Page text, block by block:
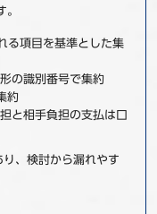
項目を基準とした集
の識別番号で集約
約
と相手負担の支払は口
、検討から漏れやす